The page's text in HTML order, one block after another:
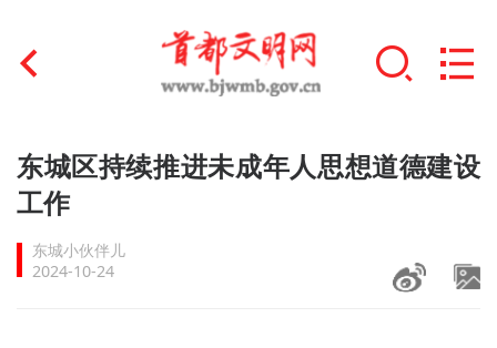
首页
文明创建
文明实践
东城区持续推进未成年人思想道德建设
工作
东城小伙伴儿
2024-10-24